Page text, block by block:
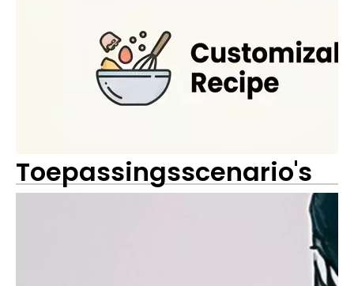
Toepassingsscenario's